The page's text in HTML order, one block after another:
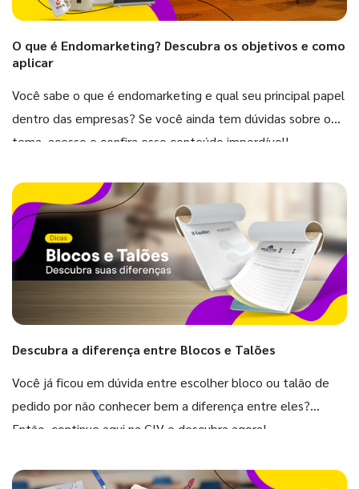
O que é Endomarketing? Descubra os objetivos e como
aplicar
Você sabe o que é endomarketing e qual seu principal papel
dentro das empresas? Se você ainda tem dúvidas sobre o
tema, acesse e confira esse conteúdo imperdível!
Descubra a diferença entre Blocos e Talões
Você já ficou em dúvida entre escolher bloco ou talão de
pedido por não conhecer bem a diferença entre eles?
Então, continue aqui na GIV e descubra agora!